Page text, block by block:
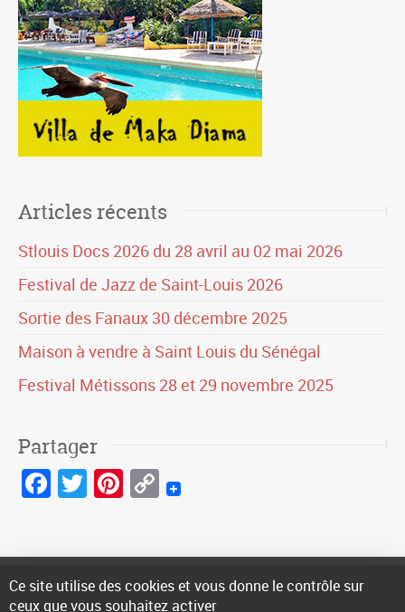
Articles récents
Stlouis Docs 2026 du 28 avril au 02 mai 2026
Festival de Jazz de Saint-Louis 2026
Sortie des Fanaux 30 décembre 2025
Maison à vendre à Saint Louis du Sénégal
Festival Métissons 28 et 29 novembre 2025
Partager
Facebook
Twitter
Pinterest
Copy
© 2016-2026 site réalisé et édité parSencyb| Nous contacter
Ce site utilise des cookies et vous donne le contrôle sur
ceux que vous souhaitez activer